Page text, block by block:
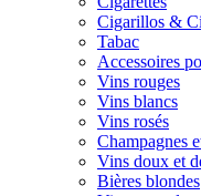
Cigarillos &
Tabac
Accessoires
Vins rouges
Vins blancs
Vins rosés
Champagnes
Vins doux et
Bières blondes